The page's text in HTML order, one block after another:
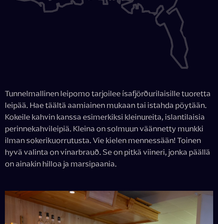
Tunnelmallinen leipomo tarjoilee ísafjörðurilaisille tuoretta
leipää. Hae täältä aamiainen mukaan tai istahda pöytään.
Kokeile kahvin kanssa esimerkiksi kleinureita, islantilaisia
perinnekahvileipiä. Kleina on solmuun väännetty munkki
ilman sokerikuorrutusta. Vie kielen mennessään! Toinen
hyvä valinta on vínarbrauð. Se on pitkä viineri, jonka päällä
on ainakin hilloa ja marsipaania.